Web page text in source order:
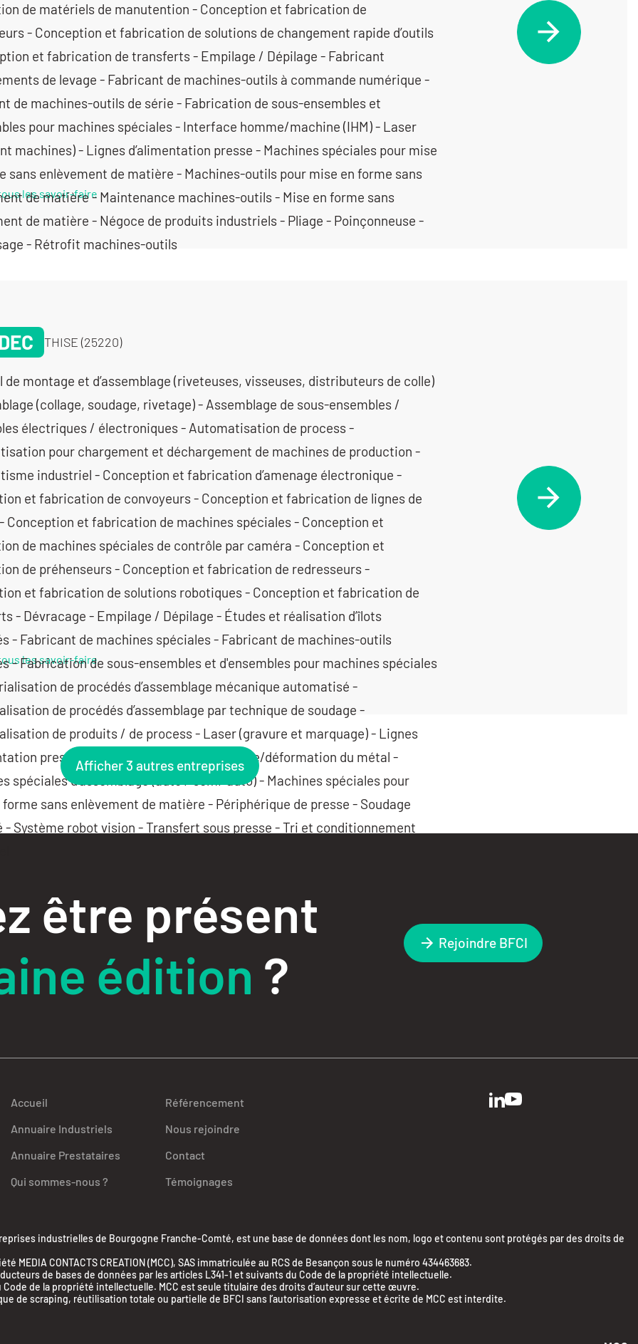
de matériels de manutention - Conception et fabrication de
- Conception et fabrication de solutions de changement rapide d’outils
et fabrication de transferts - Empilage / Dépilage - Fabricant
de levage - Fabricant de machines-outils à commande numérique -
de machines-outils de série - Fabrication de sous-ensembles et
pour machines spéciales - Interface homme/machine (IHM) - Laser
machines) - Lignes d’alimentation presse - Machines spéciales pour mise
sans enlèvement de matière - Machines-outils pour mise en forme sans
de matière - Maintenance machines-outils - Mise en forme sans
de matière - Négoce de produits industriels - Pliage - Poinçonneuse -
- Rétrofit machines-outils
les savoir-faire
THISE (25220)
de montage et d’assemblage (riveteuses, visseuses, distributeurs de colle)
(collage, soudage, rivetage) - Assemblage de sous-ensembles /
électriques / électroniques - Automatisation de process -
pour chargement et déchargement de machines de production -
industriel - Conception et fabrication d’amenage électronique -
et fabrication de convoyeurs - Conception et fabrication de lignes de
Conception et fabrication de machines spéciales - Conception et
de machines spéciales de contrôle par caméra - Conception et
de préhenseurs - Conception et fabrication de redresseurs -
et fabrication de solutions robotiques - Conception et fabrication de
- Dévracage - Empilage / Dépilage - Études et réalisation d’îlots
- Fabricant de machines spéciales - Fabricant de machines-outils
- Fabrication de sous-ensembles et d'ensembles pour machines spéciales
de procédés d’assemblage mécanique automatisé -
de procédés d’assemblage par technique de soudage -
de produits / de process - Laser (gravure et marquage) - Lignes
presse - Lubrification pour le formage/déformation du métal -
spéciales d’assemblage (auto / semi-auto) - Machines spéciales pour
forme sans enlèvement de matière - Périphérique de presse - Soudage
- Système robot vision - Transfert sous presse - Tri et conditionnement
les savoir-faire
Afficher 3 autres entreprises
être présent
édition ?
Rejoindre BFCI
Accueil
Annuaire Industriels
Annuaire Prestataires
Qui sommes-nous ?
Référencement
Nous rejoindre
Contact
Témoignages
industrielles de Bourgogne Franche-Comté, est une base de données dont les nom, logo et contenu sont protégés par des droits de
CONTACTS CREATION (MCC), SAS immatriculée au RCS de Besançon sous le numéro 434463683.
de bases de données par les articles L341-1 et suivants du Code de la propriété intellectuelle.
de la propriété intellectuelle. MCC est seule titulaire des droits d’auteur sur cette œuvre.
de scraping, réutilisation totale ou partielle de BFCI sans l’autorisation expresse et écrite de MCC est interdite.